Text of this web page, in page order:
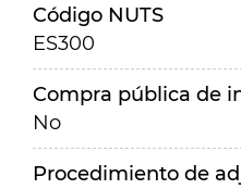
Código NUTS
ES300
Compra pública de
No
Procedimiento de